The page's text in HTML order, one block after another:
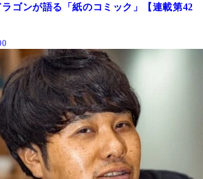
ゴンが語る「紙のコミック」【連載第42